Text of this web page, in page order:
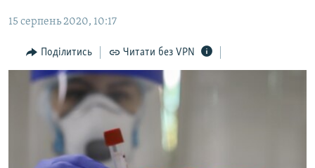
основної
навігації
Перейти
до
пошуку
БЛОГИ
ПОГЛЯД
ІНТЕРВ'Ю
ВСЕ ЗА ДЕНЬ
СПЕЦПРОЕКТИ
ДЕПОРТАЦІЯ
ЯК ОБІЙТИ БЛОКУВАННЯ
15 серпень 2020, 10:17
Поділитись Читати без VPN